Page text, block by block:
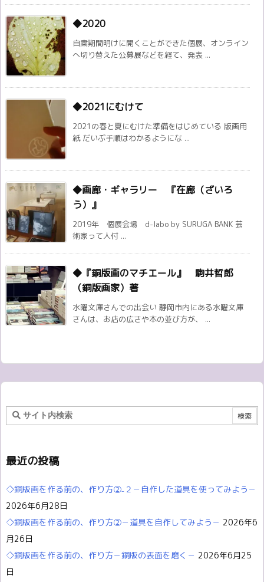
◆2020
自粛期間明けに開くことができた個展、オンライン
へ切り替えた公募展などを経て、発表 ...
◆2021にむけて
2021の春と夏にむけた準備をはじめている 版画用
紙 だいぶ手順はわかるようにな ...
◆画廊・ギャラリー 『在廊（ざいろ
う）』
2019年 個展会場 d-labo by SURUGA BANK 芸
術家って人付 ...
◆『銅版画のマチエール』 駒井哲郎
（銅版画家）著
水曜文庫さんでの出会い 静岡市内にある水曜文庫
さんは、お店の広さや本の並び方が、 ...
最近の投稿
◇銅版画を作る前の、作り方②₋２－自作した道具を使ってみよう－
2026年6月28日
◇銅版画を作る前の、作り方②－道具を自作してみよう－ 2026年6
月26日
◇銅版画を作る前の、作り方－銅版の表面を磨く－ 2026年6月25
日